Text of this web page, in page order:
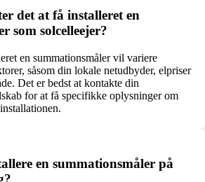
det at få installeret en
som solcelleejer?
en summationsmåler vil variere
såsom din lokale netudbyder, elpriser
Det er bedst at kontakte din
for at få specifikke oplysninger om
en summationsmåler på